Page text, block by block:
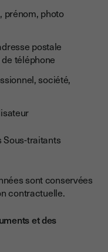
prénom, photo
postale
téléphone
société,
Sous-traitants
sont conservées
contractuelle.
et des